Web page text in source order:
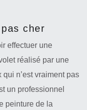
cher
effectuer une
réalisé par une
n’est vraiment pas
un professionnel
peinture de la